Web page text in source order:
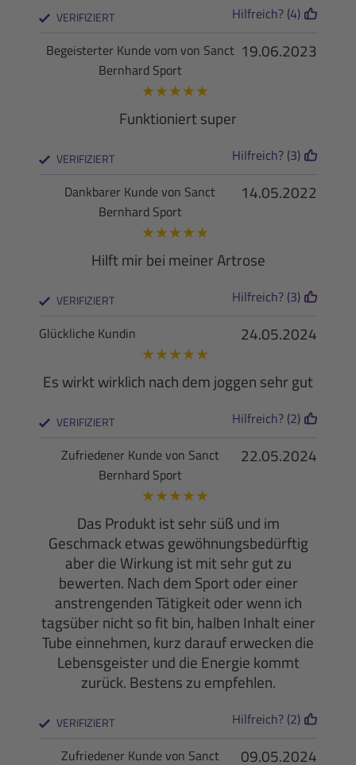
VERIFIZIERT Hilfreich? (4)
19.06.2023
Begeisterter Kunde vom von Sanct
Bernhard Sport
★★★★★
Funktioniert super
VERIFIZIERT Hilfreich? (3)
14.05.2022
Dankbarer Kunde von Sanct
Bernhard Sport
★★★★★
Hilft mir bei meiner Artrose
VERIFIZIERT Hilfreich? (3)
24.05.2024
Glückliche Kundin
★★★★★
Es wirkt wirklich nach dem joggen sehr gut
VERIFIZIERT Hilfreich? (2)
22.05.2024
Zufriedener Kunde von Sanct
Bernhard Sport
★★★★★
Das Produkt ist sehr süß und im
Geschmack etwas gewöhnungsbedürftig
aber die Wirkung ist mit sehr gut zu
bewerten. Nach dem Sport oder einer
anstrengenden Tätigkeit oder wenn ich
tagsüber nicht so fit bin, halben Inhalt einer
Tube einnehmen, kurz darauf erwecken die
Lebensgeister und die Energie kommt
zurück. Bestens zu empfehlen.
VERIFIZIERT Hilfreich? (2)
09.05.2024
Zufriedener Kunde von Sanct